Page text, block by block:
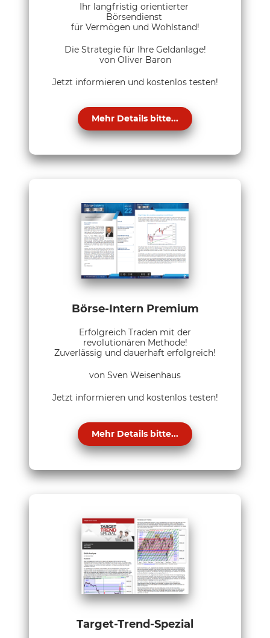
Ihr langfristig orientierter
Börsendienst
für Vermögen und Wohlstand!
Die Strategie für Ihre Geldanlage!
von Oliver Baron
Jetzt informieren und kostenlos testen!
Mehr Details bitte...
Börse-Intern Premium
Erfolgreich Traden mit der
revolutionären Methode!
Zuverlässig und dauerhaft erfolgreich!
von Sven Weisenhaus
Jetzt informieren und kostenlos testen!
Mehr Details bitte...
Target-Trend-Spezial